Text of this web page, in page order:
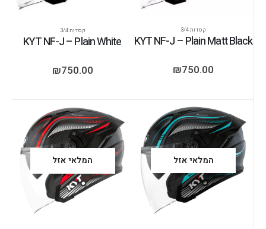
קסדות 3/4
KYT NF-J – Plain Matt Black
₪750.00
קסדות 3/4
KYT NF-J – Plain White
₪750.00
המלאי אזל המלאי אזל